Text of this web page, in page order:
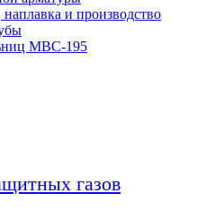
и производство
МВС-195
газов